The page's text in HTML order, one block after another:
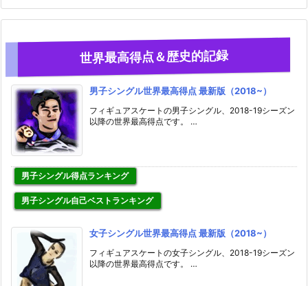
世界最高得点＆歴史的記録
男子シングル世界最高得点 最新版（2018~）
フィギュアスケートの男子シングル、2018-19シーズン
以降の世界最高得点です。 …
男子シングル得点ランキング
男子シングル自己ベストランキング
女子シングル世界最高得点 最新版（2018~）
フィギュアスケートの女子シングル、2018-19シーズン
以降の世界最高得点です。 …